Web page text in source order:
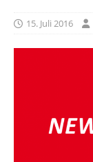
15. Juli 2016